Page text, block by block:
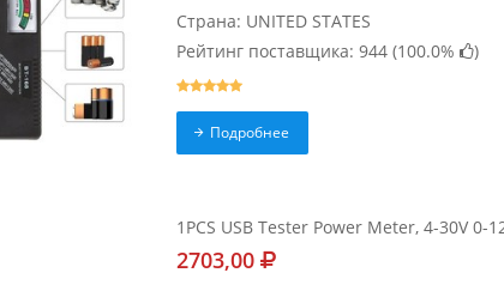
Страна: UNITED STATES
Рейтинг поставщика: 944 (100.0% )
Подробнее
1PCS USB Tester Power Meter, 4-30V
2703,00